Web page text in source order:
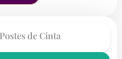
de Cinta